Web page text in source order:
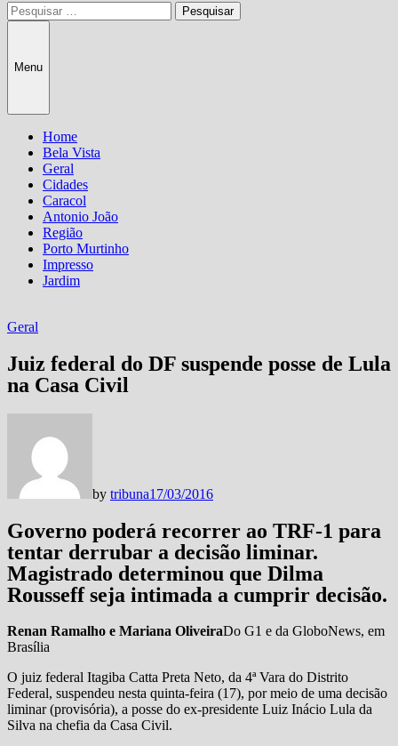
Pesquisar
por:
Menu
Home
Bela Vista
Geral
Cidades
Caracol
Antonio João
Região
Porto Murtinho
Impresso
Jardim
Geral
Juiz federal do DF suspende posse de Lula
na Casa Civil
by tribuna17/03/2016
Governo poderá recorrer ao TRF-1 para
tentar derrubar a decisão liminar.
Magistrado determinou que Dilma
Rousseff seja intimada a cumprir decisão.
Renan Ramalho e Mariana OliveiraDo G1 e da GloboNews, em
Brasília
O juiz federal Itagiba Catta Preta Neto, da 4ª Vara do Distrito
Federal, suspendeu nesta quinta-feira (17), por meio de uma decisão
liminar (provisória), a posse do ex-presidente Luiz Inácio Lula da
Silva na chefia da Casa Civil.